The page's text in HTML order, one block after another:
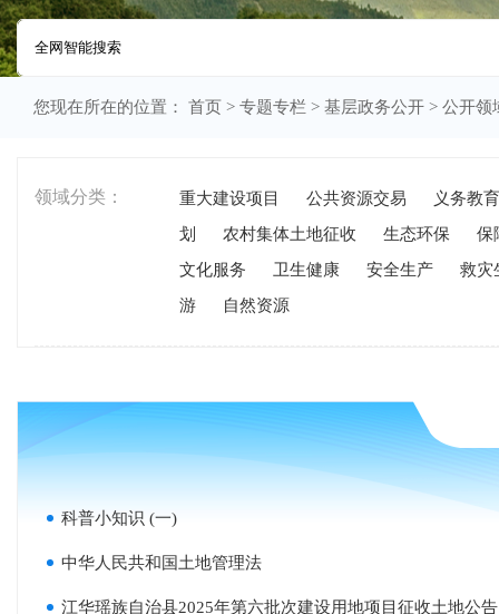
您现在所在的位置： 首页 > 专题专栏 > 基层政务公开 > 公开领
领域分类： 重大建设项目 公共资源交易
义务教育
划
农村集体土地征收 生态环保
保
文化服务
卫生健康 安全生产
救灾
游
自然资源
科普小知识 (一)
中华人民共和国土地管理法
江华瑶族自治县2025年第六批次建设用地项目征收土地公告